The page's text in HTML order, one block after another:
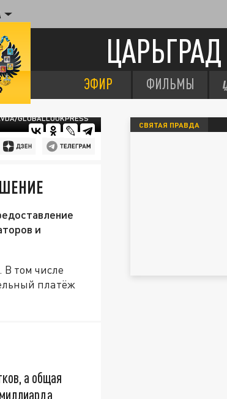
ЦАРЬГРАД
ЭФИР ФИЛЬМЫ
GLOBALLOOKPRESS
и
В том числе
платёж
а общая
СВЯТАЯ ПРАВДА